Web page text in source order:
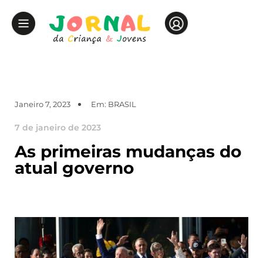
Janeiro 7, 2023 Em: BRASIL
7 de janeiro de 2023
As primeiras mudanças do
atual governo